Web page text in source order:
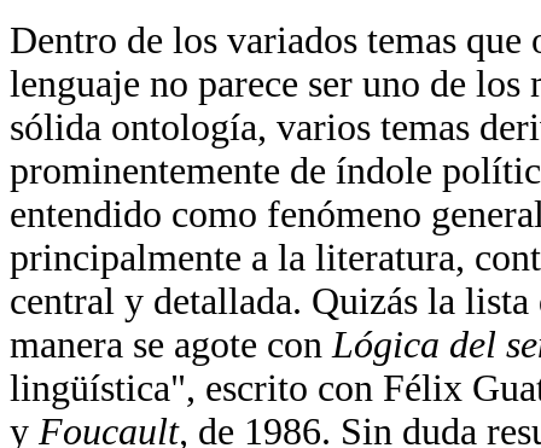
Dentro de los variados temas
lenguaje no parece ser uno de los
sólida ontología, varios temas
prominentemente de índole
entendido como fenómeno
principalmente a la literatura,
central y detallada. Quizás la lista
manera se agote conLógica del
lingüística", escrito con Félix
y Foucault, de 1986. Sin duda